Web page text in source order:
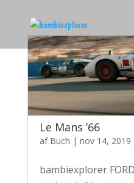
Le Mans ’66
af Buch | nov 14, 2019
bambiexplorer